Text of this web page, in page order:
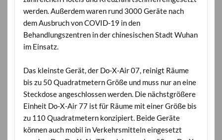
werden. Außerdem waren rund 3000 Geräte nach
dem Ausbruch von COVID-19 in den
Behandlungszentren in der chinesischen Stadt Wuhan
im Einsatz.
Das kleinste Gerät, der Do-X-Air 07, reinigt Räume
bis zu 50 Quadratmetern Größe und muss nur an eine
Steckdose angeschlossen werden. Die nächstgrößere
Einheit Do-X-Air 77 ist für Räume mit einer Größe bis
zu 110 Quadratmetern konzipiert. Beide Geräte
können auch mobil in Verkehrsmitteln eingesetzt